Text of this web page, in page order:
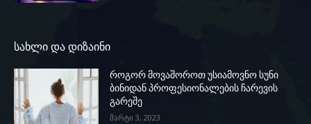
სახლი და დიზაინი
როგორ მოვაშოროთ უსიამოვნო სუნი
ბინიდან პროფესიონალების ჩარევის
გარეშე
მარტი 3, 2023